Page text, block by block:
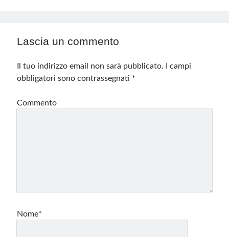
Lascia un commento
Il tuo indirizzo email non sarà pubblicato.
I campi
obbligatori sono contrassegnati *
Commento
Nome*